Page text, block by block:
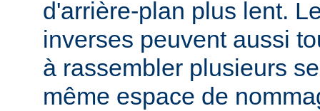
d'arrière-plan plus lent.
inverses peuvent aussi
à rassembler plusieurs
même espace de